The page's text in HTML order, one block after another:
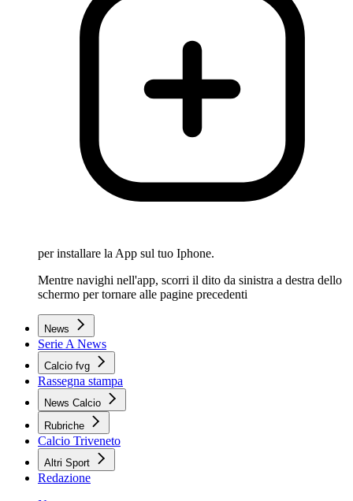
per installare la App sul tuo Iphone.
Mentre navighi nell'app, scorri il dito da sinistra a destra dello
schermo per tornare alle pagine precedenti
News
Serie A News
Calcio fvg
Rassegna stampa
News Calcio
Rubriche
Calcio Triveneto
Altri Sport
Redazione